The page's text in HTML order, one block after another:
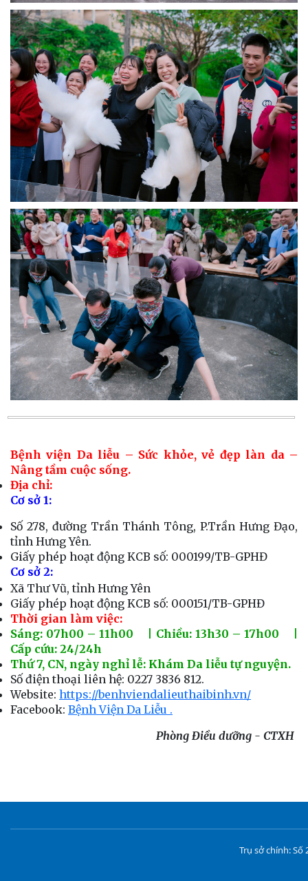
Bệnh viện Da liễu – Sức khỏe, vẻ đẹp làn da –
Nâng tầm cuộc sống.
Địa chỉ:
Cơ sở 1:
Số 278, đường Trần Thánh Tông, P.Trần Hưng Đạo,
tỉnh Hưng Yên.
Giấy phép hoạt động KCB số: 000199/TB-GPHĐ
Cơ sở 2:
Xã Thư Vũ, tỉnh Hưng Yên
Giấy phép hoạt động KCB số: 000151/TB-GPHĐ
Thời gian làm việc:
Sáng: 07h00 – 11h00 | Chiều: 13h30 – 17h00 |
Cấp cứu: 24/24h
Thứ 7, CN, ngày nghỉ lễ: Khám Da liễu tự nguyện.
Số điện thoại liên hệ: 0227 3836 812.
Website: https://benhviendalieuthaibinh.vn/
Facebook: Bệnh Viện Da Liễu .
Phòng Điều dưỡng - CTXH
Trụ sở chính: